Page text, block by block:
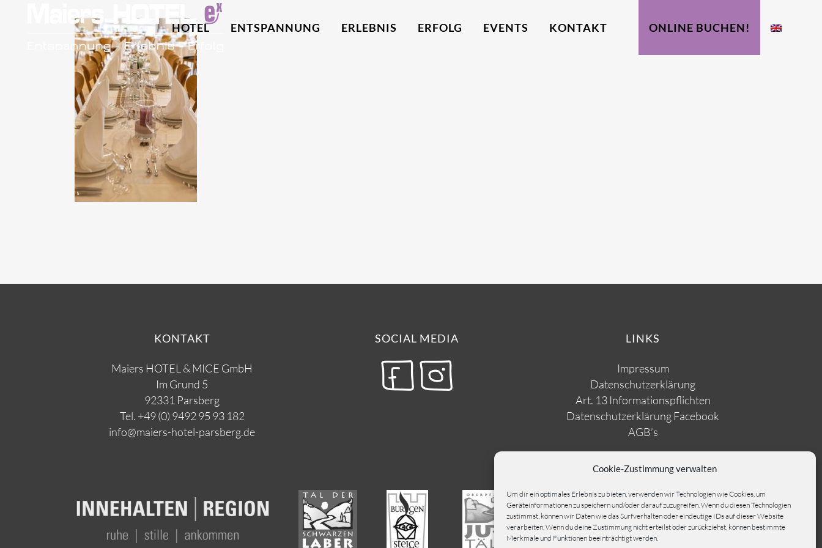
Cookie-Zustimmung verwalten
Um dir ein optimales Erlebnis zu bieten, verwenden wir Technologien wie Cookies, um
Geräteinformationen zu speichern und/oder darauf zuzugreifen. Wenn du diesen Technologien
zustimmst, können wir Daten wie das Surfverhalten oder eindeutige IDs auf dieser Website
verarbeiten. Wenn du deine Zustimmung nicht erteilst oder zurückziehst, können bestimmte
Merkmale und Funktionen beeinträchtigt werden.
HOTEL ENTSPANNUNG ERLEBNIS ERFOLG EVENTS KONTAKT ONLINE BUCHEN!
KONTAKT
Maiers HOTEL & MICE GmbH
Im Grund 5
92331 Parsberg
Tel. +49 (0) 9492 95 93 182
info@maiers-hotel-parsberg.de
SOCIAL MEDIA LINKS
Impressum
Datenschutzerklärung
Art. 13 Informationspflichten
Datenschutzerklärung Facebook
AGB’s